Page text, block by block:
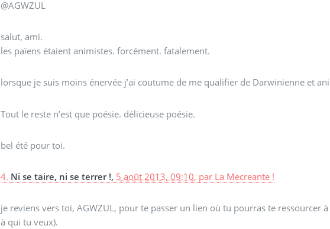
@AGWZUL
salut, ami.
les païens étaient animistes. forcément. fatalement.
lorsque je suis moins énervée j’ai coutume de me qualifier de Darwinienne et
Tout le reste n’est que poésie. délicieuse poésie.
bel été pour toi.
4. Ni se taire, ni se terrer !, 5 août 2013, 09:10, par La Mecreante !
je reviens vers toi, AGWZUL, pour te passer un lien où tu pourras te ressourcer
à qui tu veux).